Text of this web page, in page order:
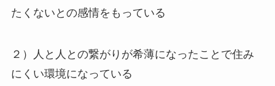
たくないとの感情をもっている
２）人と人との繋がりが希薄になったことで住み
にくい環境になっている